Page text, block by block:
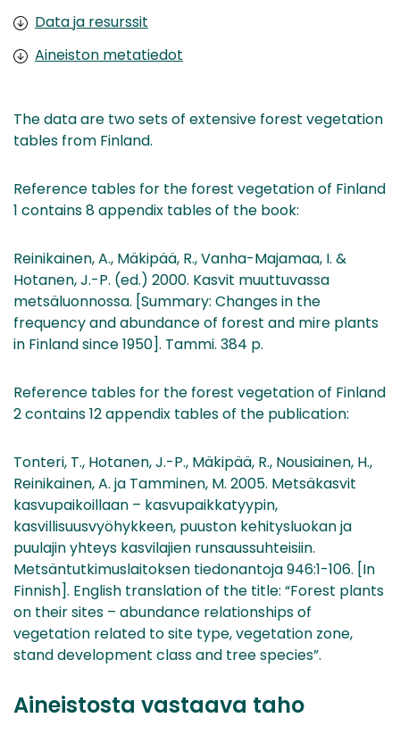
Data ja resurssit
Aineiston metatiedot
The data are two sets of extensive forest vegetation
tables from Finland.
Reference tables for the forest vegetation of Finland
1 contains 8 appendix tables of the book:
Reinikainen, A., Mäkipää, R., Vanha-Majamaa, I. &
Hotanen, J.-P. (ed.) 2000. Kasvit muuttuvassa
metsäluonnossa. [Summary: Changes in the
frequency and abundance of forest and mire plants
in Finland since 1950]. Tammi. 384 p.
Reference tables for the forest vegetation of Finland
2 contains 12 appendix tables of the publication:
Tonteri, T., Hotanen, J.-P., Mäkipää, R., Nousiainen, H.,
Reinikainen, A. ja Tamminen, M. 2005. Metsäkasvit
kasvupaikoillaan – kasvupaikkatyypin,
kasvillisuusvyöhykkeen, puuston kehitysluokan ja
puulajin yhteys kasvilajien runsaussuhteisiin.
Metsäntutkimuslaitoksen tiedonantoja 946:1-106. [In
Finnish]. English translation of the title: “Forest plants
on their sites – abundance relationships of
vegetation related to site type, vegetation zone,
stand development class and tree species”.
Aineistosta vastaava taho